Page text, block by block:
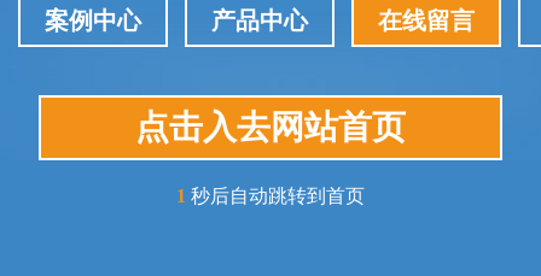
案例中心 产品中心 在线留言
点击入去网站首页
1 秒后自动跳转到首页